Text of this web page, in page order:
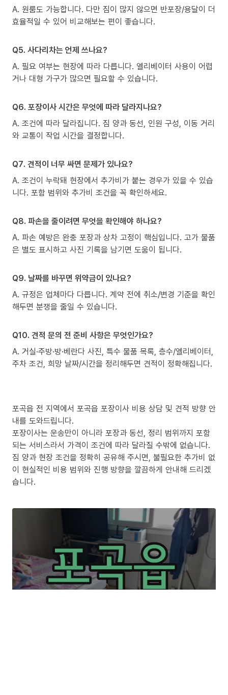
A. 원룸도 가능합니다. 다만 짐이 많지 않으면 반포장/용달이 더
효율적일 수 있어 비교해보는 편이 좋습니다.
Q5. 사다리차는 언제 쓰나요?
A. 필요 여부는 현장에 따라 다릅니다. 엘리베이터 사용이 어렵
거나 대형 가구가 많으면 필요할 수 있습니다.
Q6. 포장이사 시간은 무엇에 따라 달라지나요?
A. 조건에 따라 달라집니다. 짐 양과 동선, 인원 구성, 이동 거리
와 교통이 작업 시간을 결정합니다.
Q7. 견적이 너무 싸면 문제가 있나요?
A. 조건이 누락돼 현장에서 추가비가 붙는 경우가 있을 수 있습
니다. 포함 범위와 추가비 조건을 꼭 확인하세요.
Q8. 파손을 줄이려면 무엇을 확인해야 하나요?
A. 파손 예방은 완충 포장과 상차 고정이 핵심입니다. 고가 물품
은 별도 표시하고 사진 기록을 남기면 도움이 됩니다.
Q9. 날짜를 바꾸면 위약금이 있나요?
A. 규정은 업체마다 다릅니다. 계약 전에 취소/변경 기준을 확인
해두면 분쟁을 줄일 수 있습니다.
Q10. 견적 문의 전 준비 사항은 무엇인가요?
A. 거실·주방·방·베란다 사진, 특수 물품 목록, 층수/엘리베이터,
주차 조건, 희망 날짜/시간을 정리해두면 견적이 정확해집니다.
포곡읍 전 지역에서 포곡읍 포장이사 비용 상담 및 견적 방향 안
내를 도와드립니다.
포장이사는 운송만이 아니라 포장과 동선, 정리 범위까지 포함
되는 서비스라서 가격이 조건에 따라 달라질 수밖에 없습니다.
짐 양과 현장 조건을 정확히 공유해 주시면, 불필요한 추가비 없
이 현실적인 비용 범위와 진행 방향을 깔끔하게 안내해 드리겠
습니다.